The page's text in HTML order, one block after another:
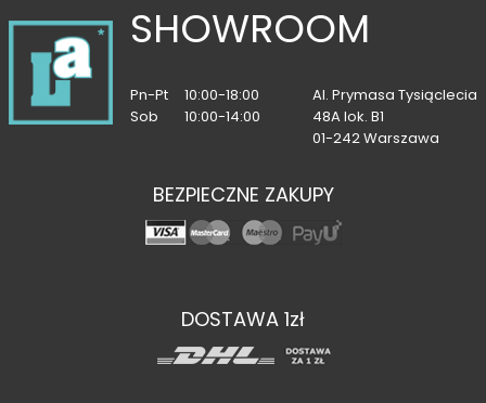
SHOWROOM
Pn-Pt
10:00-18:00
Sob
10:00-14:00
Al. Prymasa Tysiąclecia
48A lok. B1
01-242 Warszawa
BEZPIECZNE ZAKUPY
DOSTAWA 1zł